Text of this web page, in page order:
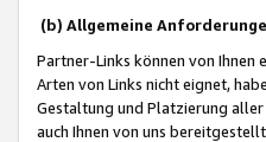
(b) Allgemeine
Partner-Links können von
Arten von Links nicht eignet,
Gestaltung und Platzierung
auch Ihnen von uns